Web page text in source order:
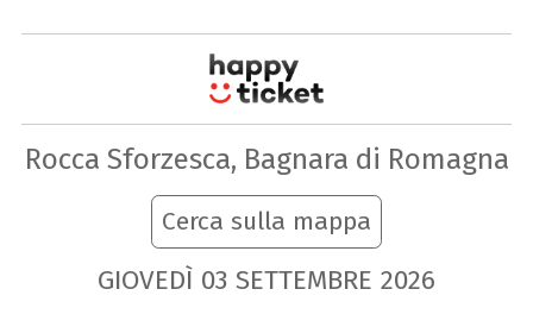
Rocca Sforzesca, Bagnara di Romagna
Cerca sulla mappa
GIOVEDÌ 03 SETTEMBRE 2026